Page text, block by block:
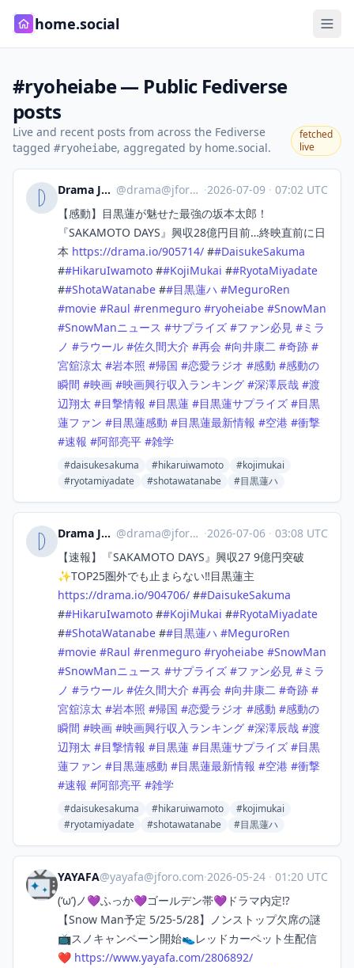
home.social
#ryoheiabe — Public Fediverse
posts
Live and recent posts from across the Fediverse
tagged #ryoheiabe, aggregated by home.social.
fetched
live
Drama Japan @drama@jforo.com ·2026-07-09 · 07:02 UTC
【感動】目黒蓮が魅せた最強の坂本太郎！
『SAKAMOTO DAYS』興収28億円目前…終映直前に日
本 https://drama.io/905714/ ##DaisukeSakuma
##HikaruIwamoto ##KojiMukai ##RyotaMiyadate
##ShotaWatanabe ##目黒蓮ハ #MeguroRen
#movie #Raul #renmeguro #ryoheiabe #SnowMan
#SnowManニュース #サプライズ #ファン必見 #ミラ
ノ #ラウール #佐久間大介 #再会 #向井康二 #奇跡 #
宮舘涼太 #岩本照 #帰国 #恋愛ラジオ #感動 #感動の
瞬間 #映画 #映画興行収入ランキング #深澤辰哉 #渡
辺翔太 #目撃情報 #目黒蓮 #目黒蓮サプライズ #目黒
蓮ファン #目黒蓮感動 #目黒蓮最新情報 #空港 #衝撃
#速報 #阿部亮平 #雑学
#daisukesakuma #hikaruiwamoto
#kojimukai
#ryotamiyadate
#shotawatanabe #目黒蓮ハ
Drama Japan @drama@jforo.com ·2026-07-06 · 03:08 UTC
【速報】『SAKAMOTO DAYS』興収27 9億円突破
✨TOP25圏外でも止まらない‼️目黒蓮主
https://drama.io/904706/ ##DaisukeSakuma
##HikaruIwamoto ##KojiMukai ##RyotaMiyadate
##ShotaWatanabe ##目黒蓮ハ #MeguroRen
#movie #Raul #renmeguro #ryoheiabe #SnowMan
#SnowManニュース #サプライズ #ファン必見 #ミラ
ノ #ラウール #佐久間大介 #再会 #向井康二 #奇跡 #
宮舘涼太 #岩本照 #帰国 #恋愛ラジオ #感動 #感動の
瞬間 #映画 #映画興行収入ランキング #深澤辰哉 #渡
辺翔太 #目撃情報 #目黒蓮 #目黒蓮サプライズ #目黒
蓮ファン #目黒蓮感動 #目黒蓮最新情報 #空港 #衝撃
#速報 #阿部亮平 #雑学
#daisukesakuma #hikaruiwamoto
#kojimukai
#ryotamiyadate
#shotawatanabe #目黒蓮ハ
YAYAFA@yayafa@jforo.com·2026-05-24 · 01:20 UTC
(‘ω’)ノ💜ふっか💜ゴールデン帯💜ドラマ内定⁉️
【Snow Man予定 5/25-5/28】ノンストップ欠席の謎
📺スノキャンペーン開始👟レッドカーペット生配信
❤️ https://www.yayafa.com/2806892/